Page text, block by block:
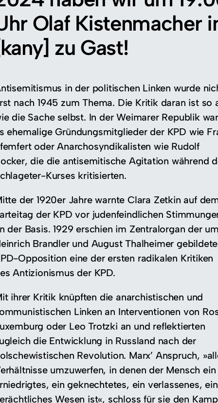
Olaf Kistenmacher
zu Gast!
in der politischen Linken wurde
nach 1945 zum Thema. Die Kritik daran ist so
die Sache selbst. In der Weimarer Republik
ehemalige Gründungsmitglieder der KPD wie
oder Anarchosyndikalisten wie Rudolf
die die antisemitische Agitation während
Kurses kritisierten.
der 1920er Jahre warnte Clara Zetkin auf
der KPD vor judenfeindlichen
der Basis. 1929 erschien im Zentralorgan der um
Brandler und August Thalheimer
Opposition eine der ersten radikalen Kritiken
Antizionismus der KPD.
ihrer Kritik knüpften die anarchistischen und
Linken an Interventionen von
oder Leo Trotzki an und reflektierten
die Entwicklung in Russland nach der
Revolution. Marx’ Anspruch,
umzuwerfen, in denen der Mensch ein
ein geknechtetes, ein verlassenes, ein
Wesen ist«, schloss für sie den